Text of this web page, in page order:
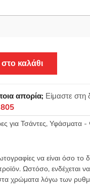
καλάθι
απορία; Είμαστε στη
για Τσάντες, Υφάσματα -
να είναι όσο το
Ωστόσο, ενδέχεται
χρώματα λόγω των